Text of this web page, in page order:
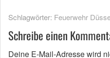
Schlagwörter: Feuerwehr
Schreibe einen
Deine E-Mail-Adresse wird